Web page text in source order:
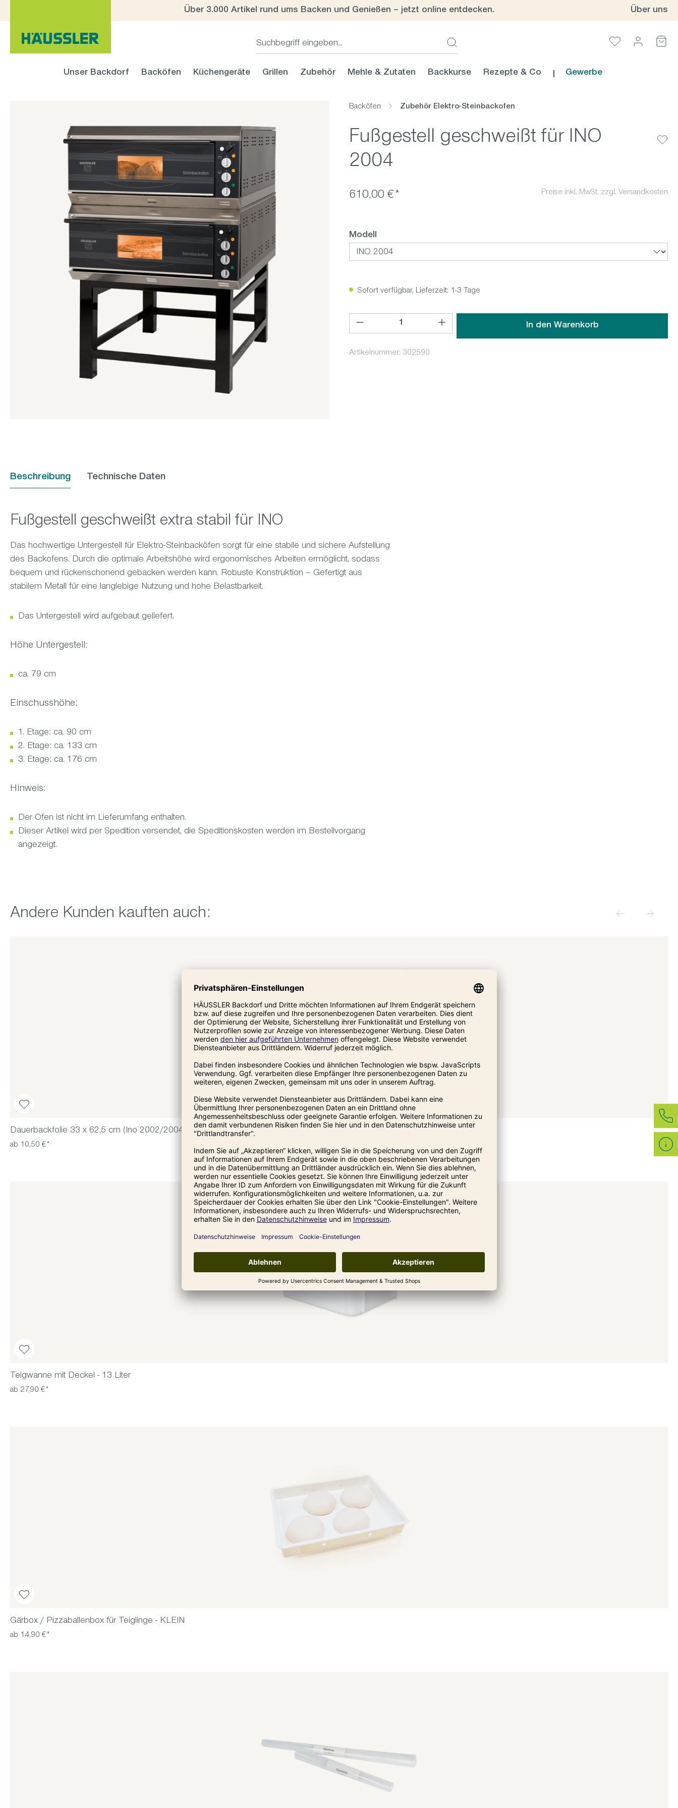
Über 3.000 Artikel rund ums Backen und Genießen – jetzt online entdecken. Über uns
Unser Backdorf Backöfen Küchengeräte Grillen Zubehör Mehle & Zutaten Backkurse Rezepte & Co Gewerbe
Backöfen Zubehör Elektro-Steinbackofen
Fußgestell geschweißt für INO
2004
610,00 €* Preise inkl. MwSt. zzgl. Versandkosten
Modell
Sofort verfügbar, Lieferzeit: 1-3 Tage
Produkt Anzahl: Gib den gewünschten Wert ein oder benutze die Schaltflächen um die
In den Warenkorb
Artikelnummer: 302590
Beschreibung Technische Daten
Fußgestell geschweißt extra stabil für INO
Das hochwertige Untergestell für Elektro-Steinbacköfen sorgt für eine stabile und sichere Aufstellung
des Backofens. Durch die optimale Arbeitshöhe wird ergonomisches Arbeiten ermöglicht, sodass
bequem und rückenschonend gebacken werden kann. Robuste Konstruktion – Gefertigt aus
stabilem Metall für eine langlebige Nutzung und hohe Belastbarkeit.
Das Untergestell wird aufgebaut geliefert.
Höhe Untergestell:
ca. 79 cm
Einschusshöhe:
1. Etage: ca. 90 cm
2. Etage: ca. 133 cm
3. Etage: ca. 176 cm
Hinweis:
Der Ofen ist nicht im Lieferumfang enthalten.
Dieser Artikel wird per Spedition versendet, die Speditionskosten werden im Bestellvorgang
angezeigt.
Produktgalerie überspringen
Andere Kunden kauften auch:
Dauerbackfolie 33 x 62,5 cm (Ino 2002/2004)
ab 10,50 €*
Teigwanne mit Deckel - 13 Liter
ab 27,90 €*
Gärbox / Pizzaballenbox für Teiglinge - KLEIN
ab 14,90 €*